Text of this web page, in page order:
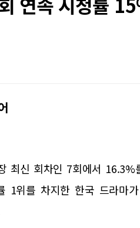
최신 회차인 7회에서 16.3%
1위를 차지한 한국 드라마